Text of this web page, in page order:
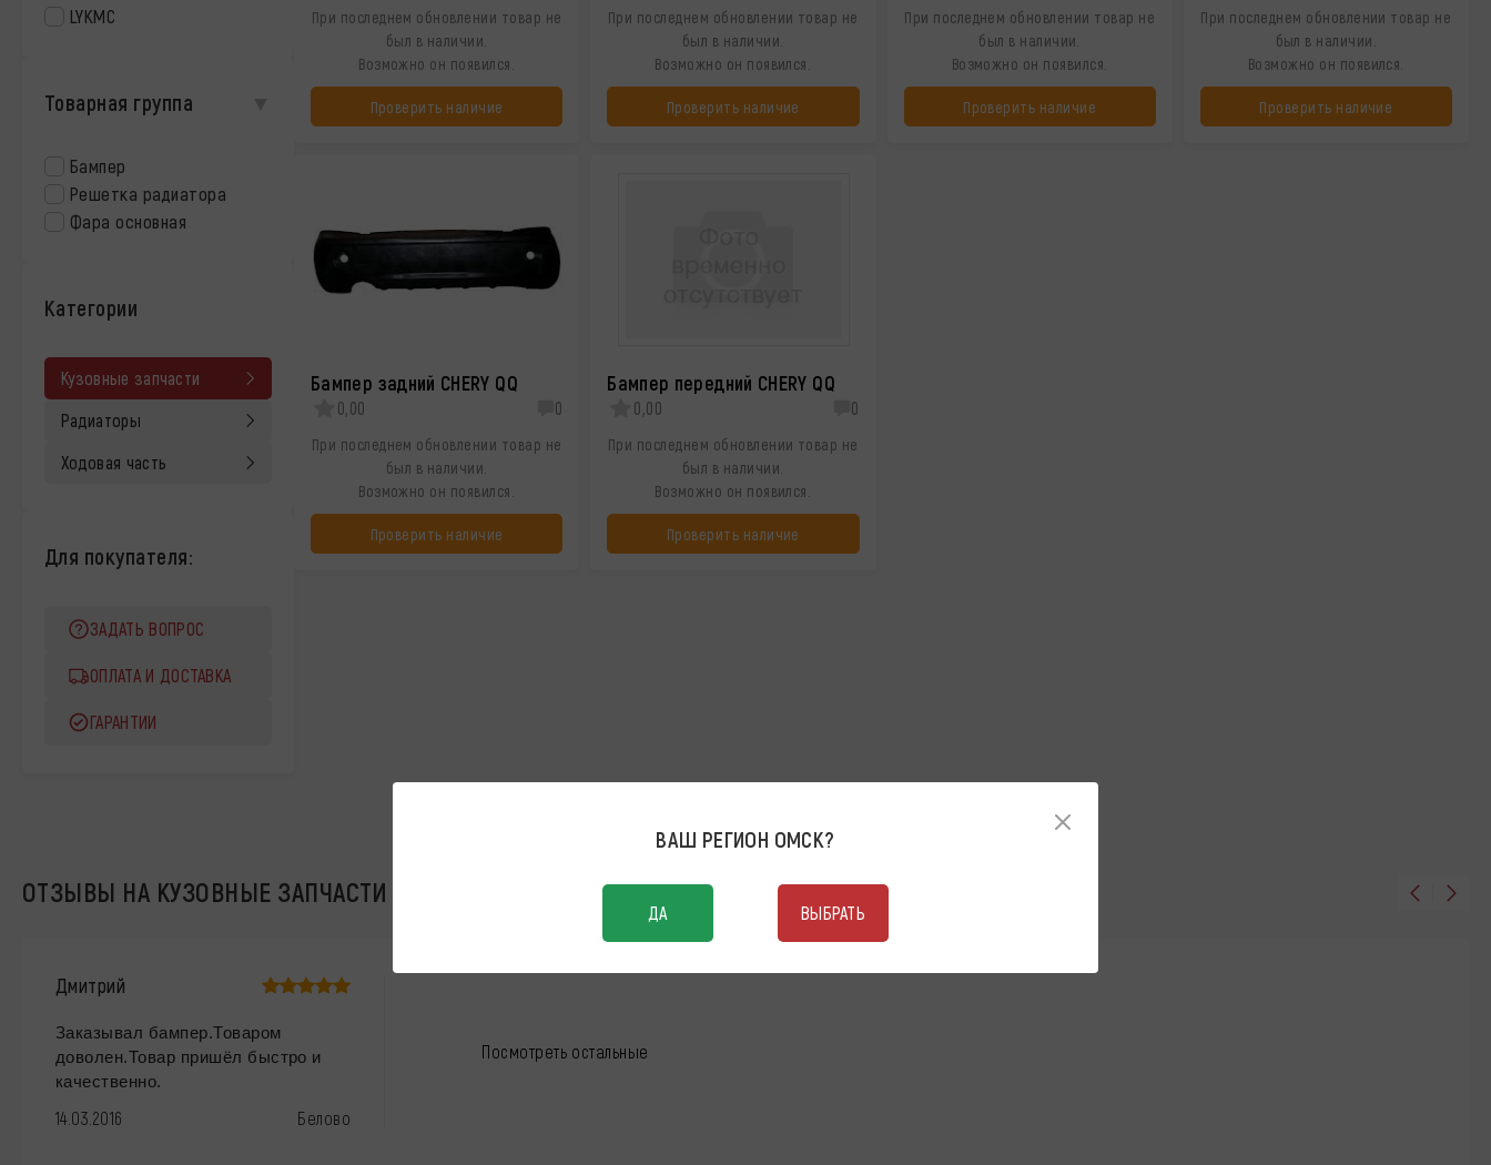
LYKMC
Товарная группа
Бампер
Решетка радиатора
Фара основная
Категории
Кузовные запчасти
Радиаторы
Ходовая часть
Для покупателя:
ЗАДАТЬ ВОПРОС
ОПЛАТА И ДОСТАВКА
ГАРАНТИИ
При последнем обновлении товар не
был в наличии.
Возможно он появился.
Проверить наличие
При последнем обновлении товар не
был в наличии.
Возможно он появился.
Проверить наличие
При последнем обновлении товар не
был в наличии.
Возможно он появился.
Проверить наличие
При последнем обновлении товар не
был в наличии.
Возможно он появился.
Проверить наличие
Бампер задний CHERY QQ
0,00 0
При последнем обновлении товар не
был в наличии.
Возможно он появился.
Проверить наличие
Бампер передний CHERY QQ
0,00 0
При последнем обновлении товар не
был в наличии.
Возможно он появился.
Проверить наличие
ОТЗЫВЫ НА КУЗОВНЫЕ ЗАПЧАСТИ ДЛЯ CHERY QQ
Дмитрий
Заказывал бампер.Товаром
доволен.Товар пришёл быстро и
качественно.
14.03.2016 Белово
Посмотреть остальные
ВАШ РЕГИОН ОМСК?
ДА ВЫБРАТЬ